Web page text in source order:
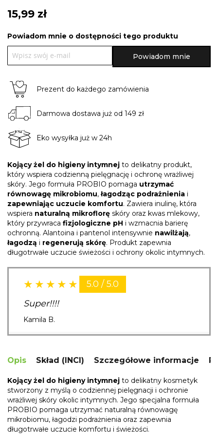
15,99 zł
Powiadom mnie o dostępności tego produktu
Powiadom mnie
Prezent do każdego zamówienia
Darmowa dostawa już od 149 zł
Eko wysyłka już w 24h
Kojący żel do higieny intymnej to delikatny produkt,
który wspiera codzienną pielęgnację i ochronę wrażliwej
skóry. Jego formuła PROBIO pomaga utrzymać
równowagę mikrobiomu,łagodząc podrażnienia i
zapewniając uczucie komfortu. Zawiera inulinę, która
wspiera naturalną mikroflorę skóry oraz kwas mlekowy,
który przywraca fizjologiczne pH i wzmacnia barierę
ochronną. Alantoina i pantenol intensywnie nawilżają,
łagodzą i regenerują skórę. Produkt zapewnia
długotrwałe uczucie świeżości i ochrony okolic intymnych.
5.0 / 5.0
Super!!!!
Kamila B.
Opis Skład (INCI) Szczegółowe informacje
Kojący żel do higieny intymnej to delikatny kosmetyk
stworzony z myślą o codziennej pielęgnacji i ochronie
wrażliwej skóry okolic intymnych. Jego specjalna formuła
PROBIO pomaga utrzymać naturalną równowagę
mikrobiomu, łagodzi podrażnienia oraz zapewnia
długotrwałe uczucie komfortu i świeżości.